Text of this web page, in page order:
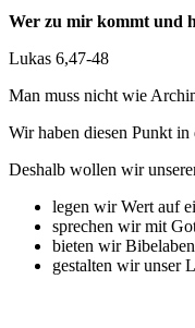
Wer zu mir kommt und
Lukas 6,47-48
Man muss nicht wie
Wir haben diesen Punkt in
Deshalb wollen wir
legen wir Wert auf
sprechen wir mit
bieten wir
gestalten wir unser